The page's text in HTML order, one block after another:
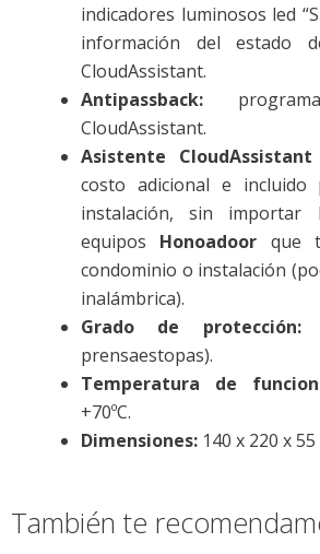
indicadores luminosos led
información del estado
CloudAssistant.
Antipassback:
CloudAssistant.
Asistente
costo adicional e incluido
instalación, sin importar
equipos Honoadoor que
condominio o instalación
inalámbrica).
Grado de protección:
prensaestopas).
Temperatura de
+70ºC.
Dimensiones: 140 x 220 x 55
También te